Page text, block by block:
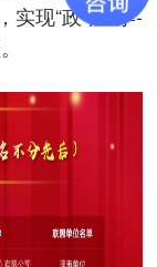
实现“政-产-学-